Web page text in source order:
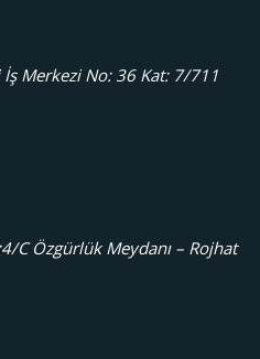
Merkezi No: 36 Kat: 7/711
C Özgürlük Meydanı – Rojhat